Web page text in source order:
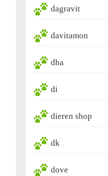
dagravit
davitamon
dha
di
dieren shop
dk
dove